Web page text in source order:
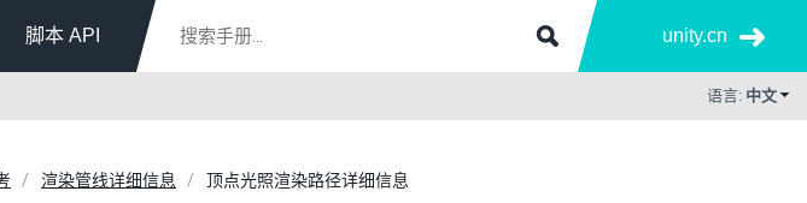
脚本 API unity.cn
语言: 中文
渲染管线详细信息 顶点光照渲染路径详细信息